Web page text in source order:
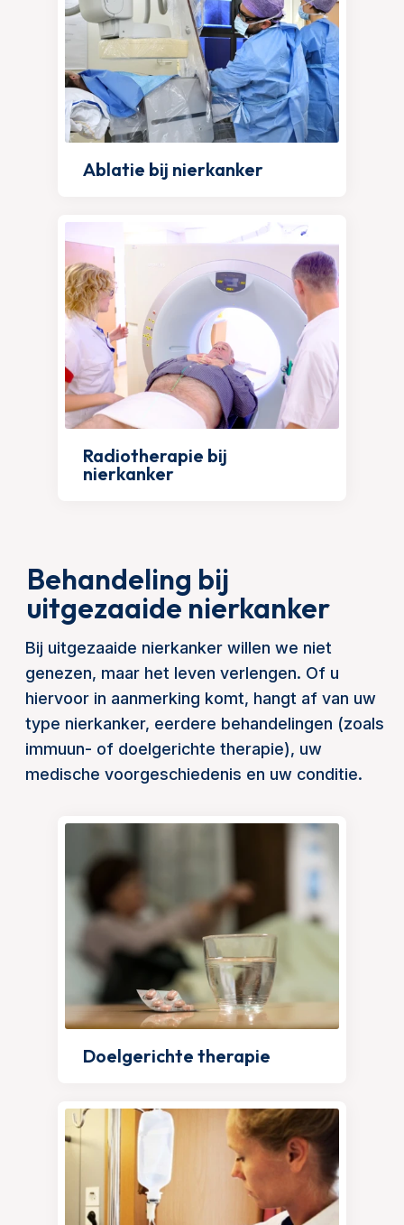
Ablatie bij nierkanker
Radiotherapie bij
nierkanker
Behandeling bij
uitgezaaide nierkanker
Bij uitgezaaide nierkanker willen we niet
genezen, maar het leven verlengen. Of u
hiervoor in aanmerking komt, hangt af van uw
type nierkanker, eerdere behandelingen (zoals
immuun- of doelgerichte therapie), uw
medische voorgeschiedenis en uw conditie.
Doelgerichte therapie